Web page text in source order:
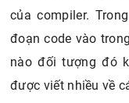
của compiler.
đoạn code vào
nào đối tượng đó
được viết nhiều về